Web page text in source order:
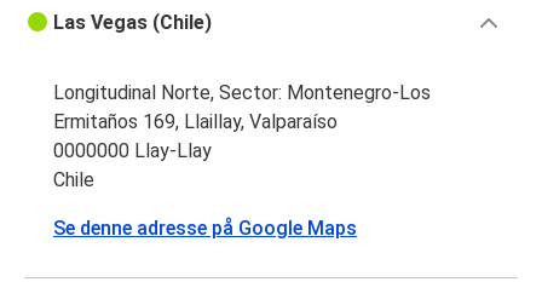
Las Vegas (Chile)
Longitudinal Norte, Sector: Montenegro-Los
Ermitaños 169, Llaillay, Valparaíso
0000000 Llay-Llay
Chile
Se denne adresse på Google Maps